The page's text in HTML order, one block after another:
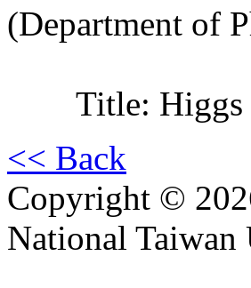
(Department of
Title: Higgs
<< Back
Copyright ©
National